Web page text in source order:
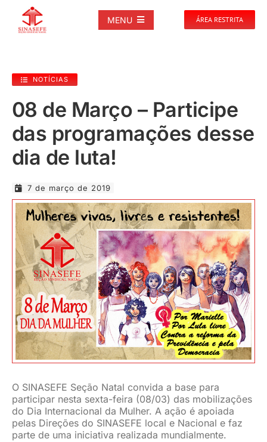
MENU
NOTÍCIAS
PUBLICAÇÕES
DOCUMENTOS
GALERIAS
EVENTOS
JURÍDICO
CLUBE
CONTATO
ÁREA RESTRITA
NOTÍCIAS
08 de Março – Participe
das programações desse
dia de luta!
7 de março de 2019
O SINASEFE Seção Natal convida a base para
participar nesta sexta-feira (08/03) das mobilizações
do Dia Internacional da Mulher. A ação é apoiada
pelas Direções do SINASEFE local e Nacional e faz
parte de uma iniciativa realizada mundialmente.